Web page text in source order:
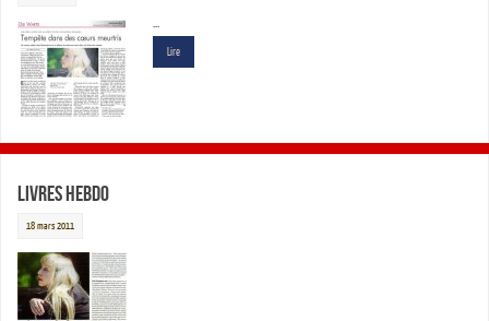
…
Lire
Livres Hebdo
18 mars 2011